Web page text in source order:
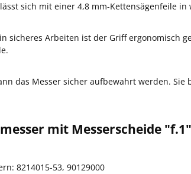
sich mit einer 4,8 mm-Kettensägenfeile
sicheres Arbeiten ist der Griff ergonomisch
das Messer sicher aufbewahrt werden.
mit Messerscheide
8214015-53, 90129000